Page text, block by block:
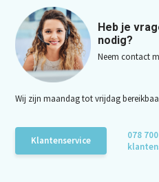
Heb je
nodig?
Neem contact
Wij zijn maandag tot vrijdag
Klantenservice
078